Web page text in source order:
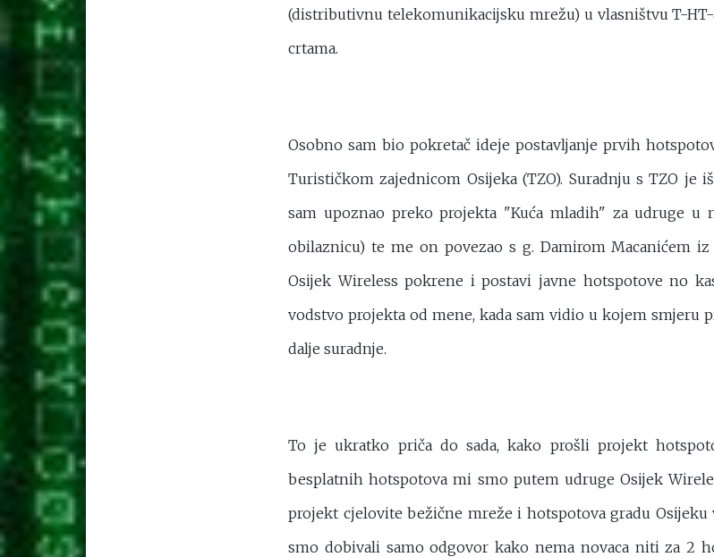
(distributivnu telekomunikacijsku mrežu) u vlasništvu T-
crtama.
Osobno sam bio pokretač ideje postavljanje prvih
Turističkom zajednicom Osijeka (TZO). Suradnju s TZO je
sam upoznao preko projekta "Kuća mladih" za udruge u
obilaznicu) te me on povezao s g. Damirom Macanićem
Osijek Wireless pokrene i postavi javne hotspotove no
vodstvo projekta od mene, kada sam vidio u kojem smjeru
dalje suradnje.
To je ukratko priča do sada, kako prošli projekt
besplatnih hotspotova mi smo putem udruge Osijek
projekt cjelovite bežične mreže i hotspotova gradu Osijeku
smo dobivali samo odgovor kako nema novaca niti za 2